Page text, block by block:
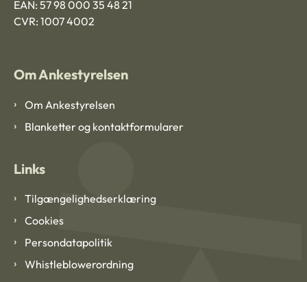
EAN: 57 98 000 35 48 21
CVR: 1007 4002
Om Ankestyrelsen
Om Ankestyrelsen
Blanketter og kontaktformularer
Links
Tilgængelighedserklæring
Cookies
Persondatapolitik
Whistleblowerordning